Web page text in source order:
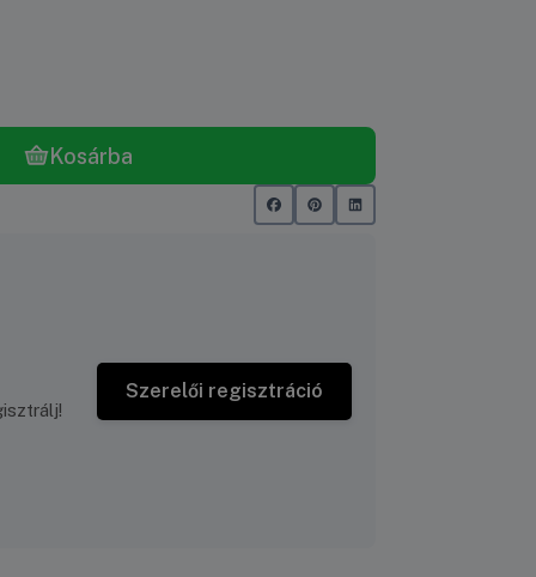
Kosárba
Szerelői regisztráció